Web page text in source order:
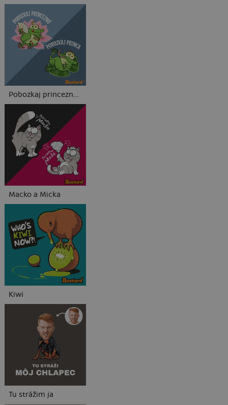
Pobozkaj princeznú a princa
Macko a Micka
Kiwi
Tu strážim ja